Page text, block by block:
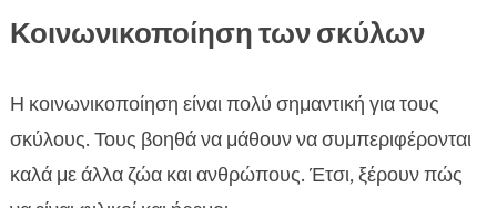
Κοινωνικοποίηση των σκύλων
Η κοινωνικοποίηση είναι πολύ σημαντική για τους
σκύλους. Τους βοηθά να μάθουν να συμπεριφέρονται
καλά με άλλα ζώα και ανθρώπους. Έτσι, ξέρουν πώς